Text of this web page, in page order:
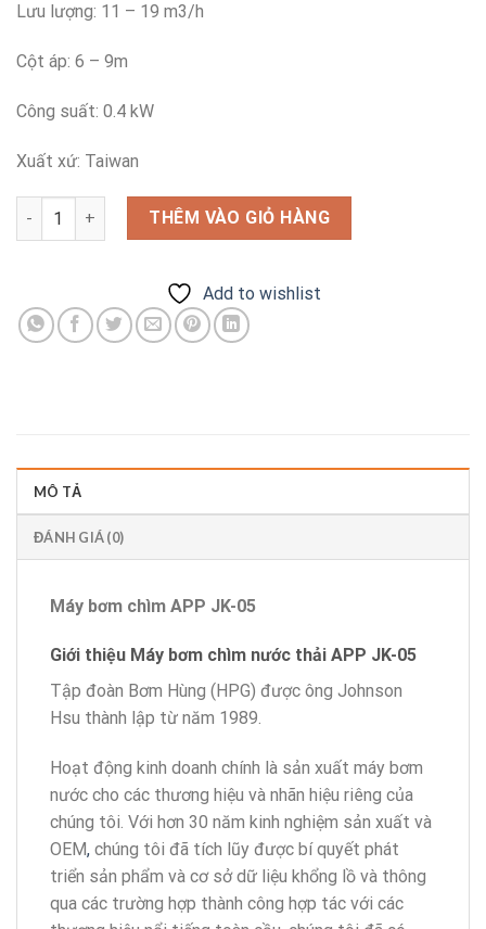
Lưu lượng: 11 – 19 m3/h
Cột áp: 6 – 9m
Công suất: 0.4 kW
Xuất xứ: Taiwan
Máy bơm chìm APP JK-05 số lượng
THÊM VÀO GIỎ HÀNG
Add to wishlist
MÔ TẢ
ĐÁNH GIÁ (0)
Máy bơm chìm APP JK-05
Giới thiệu Máy bơm chìm nước thải APP JK-05
Tập đoàn Bơm Hùng (HPG) được ông Johnson
Hsu thành lập từ năm 1989.
Hoạt động kinh doanh chính là sản xuất máy bơm
nước cho các thương hiệu và nhãn hiệu riêng của
chúng tôi. Với hơn 30 năm kinh nghiệm sản xuất và
OEM, chúng tôi đã tích lũy được bí quyết phát
triển sản phẩm và cơ sở dữ liệu khổng lồ và thông
qua các trường hợp thành công hợp tác với các